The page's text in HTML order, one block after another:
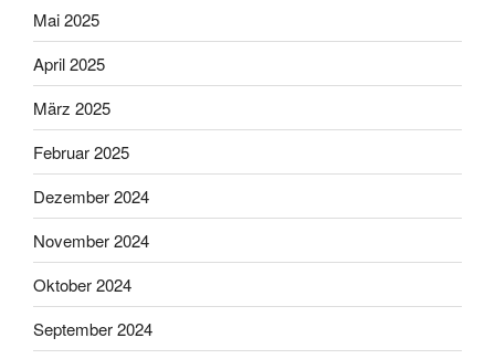
Mai 2025
April 2025
März 2025
Februar 2025
Dezember 2024
November 2024
Oktober 2024
September 2024